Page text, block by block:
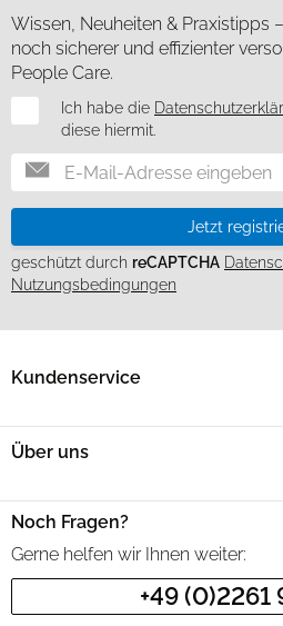
Wissen, Neuheiten & Praxistipps
noch sicherer und effizienter
People Care.
NewsletterIch habe die
diese hiermit.
Jetzt
geschützt durch reCAPTCHA
Nutzungsbedingungen
Kundenservice
Noch Fragen?
Gerne helfen wir Ihnen weiter:
+49 (0)2261
Über uns